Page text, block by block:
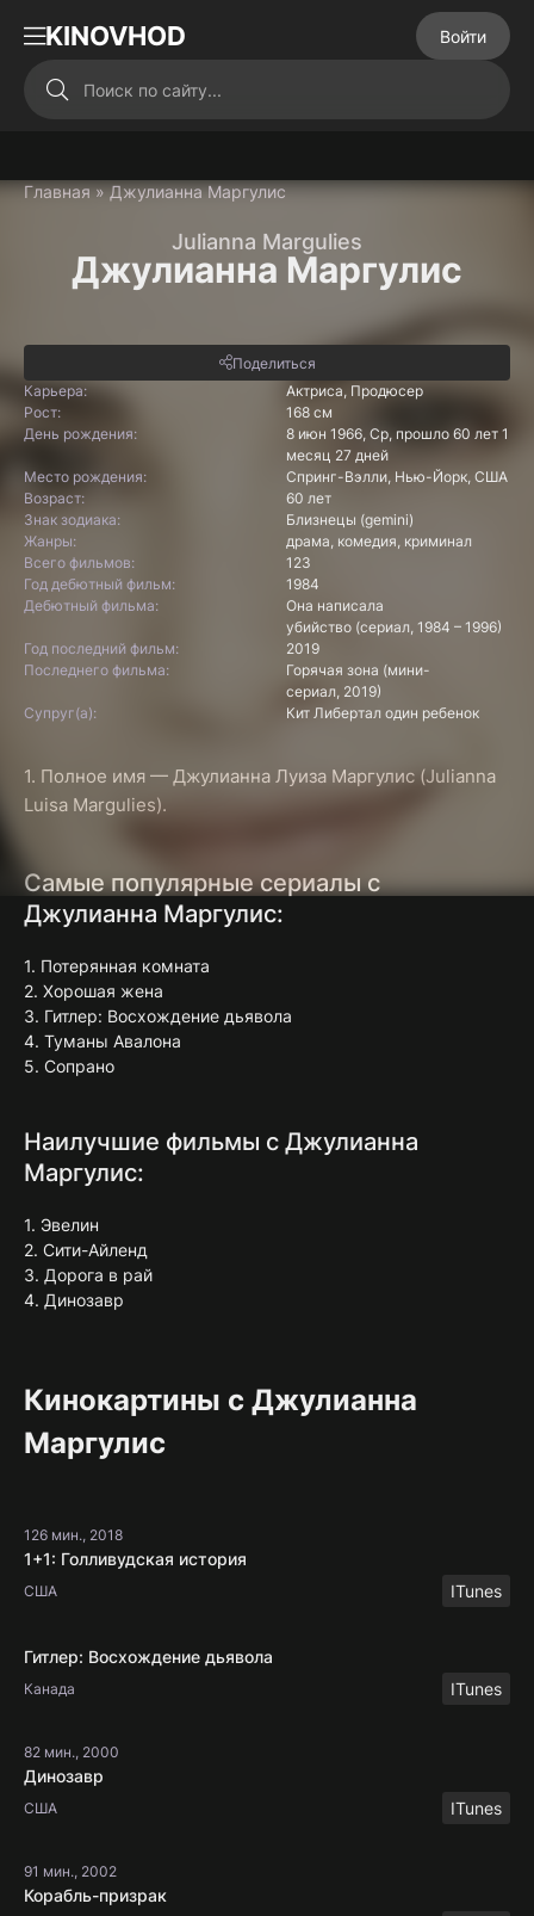
KINOVHOD Войти
Главная» Джулианна Маргулис
Julianna Margulies
Джулианна Маргулис
Поделиться
Карьера:
Актриса, Продюсер
Рост:
168 см
День рождения:
8 июн 1966, Ср, прошло 60 лет 1
месяц 27 дней
Место рождения:
Спринг-Вэлли, Нью-Йорк, США
Возраст:
60 лет
Знак зодиака:
Близнецы (gemini)
Жанры:
драма, комедия, криминал
Всего фильмов:
123
Год дебютный фильм:
1984
Дебютный фильма:
Она написала
убийство (сериал, 1984 – 1996)
Год последний фильм:
2019
Последнего фильма:
Горячая зона (мини-
сериал, 2019)
Супруг(а):
Кит Либертал один ребенок
1. Полное имя — Джулианна Луиза Маргулис (Julianna
Luisa Margulies).
Самые популярные сериалы с
Джулианна Маргулис:
1. Потерянная комната
2. Хорошая жена
3. Гитлер: Восхождение дьявола
4. Туманы Авалона
5. Сопрано
Наилучшие фильмы с Джулианна
Маргулис:
1. Эвелин
2. Сити-Айленд
3. Дорога в рай
4. Динозавр
Кинокартины с Джулианна
Маргулис
126 мин., 2018
1+1: Голливудская история
США ITunes
Гитлер: Восхождение дьявола
Канада ITunes
82 мин., 2000
Динозавр
США ITunes
91 мин., 2002
Корабль-призрак